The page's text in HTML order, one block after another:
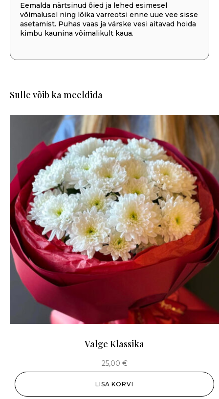
Eemalda närtsinud õied ja lehed esimesel
võimalusel ning lõika varreotsi enne uue vee sisse
asetamist. Puhas vaas ja värske vesi aitavad hoida
kimbu kaunina võimalikult kaua.
Sulle võib ka meeldida
Valge Klassika
25,00 €
LISA KORVI